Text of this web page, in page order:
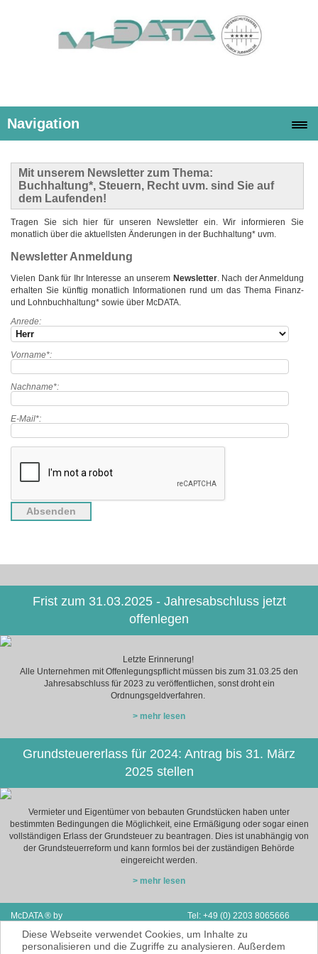
Navigation
Mit unserem Newsletter zum Thema:
Buchhaltung*, Steuern, Recht uvm. sind Sie auf
dem Laufenden!
Tragen Sie sich hier für unseren Newsletter ein. Wir informieren Sie
monatlich über die aktuellsten Änderungen in der Buchhaltung* uvm.
Newsletter Anmeldung
Vielen Dank für Ihr Interesse an unserem Newsletter. Nach der Anmeldung
erhalten Sie künftig monatlich Informationen rund um das Thema Finanz-
und Lohnbuchhaltung* sowie über McDATA.
Anrede:
Vorname*:
Nachname*:
E-Mail*:
Frist zum 31.03.2025 - Jahresabschluss jetzt
offenlegen
Letzte Erinnerung!
Alle Unternehmen mit Offenlegungspflicht müssen bis zum 31.03.25 den
Jahresabschluss für 2023 zu veröffentlichen, sonst droht ein
Ordnungsgeldverfahren.
> mehr lesen
Grundsteuererlass für 2024: Antrag bis 31. März
2025 stellen
Vermieter und Eigentümer von bebauten Grundstücken haben unter
bestimmten Bedingungen die Möglichkeit, eine Ermäßigung oder sogar einen
vollständigen Erlass der Grundsteuer zu beantragen. Dies ist unabhängig von
der Grundsteuerreform und kann formlos bei der zuständigen Behörde
eingereicht werden.
> mehr lesen
McDATA ® by
P.O. Box 2410 | Ras Al Kaimah
Tel: +49 (0) 2203 8065666
E-Mail:info@mcdata.de
Diese Webseite verwendet Cookies, um Inhalte zu
personalisieren und die Zugriffe zu analysieren. Außerdem